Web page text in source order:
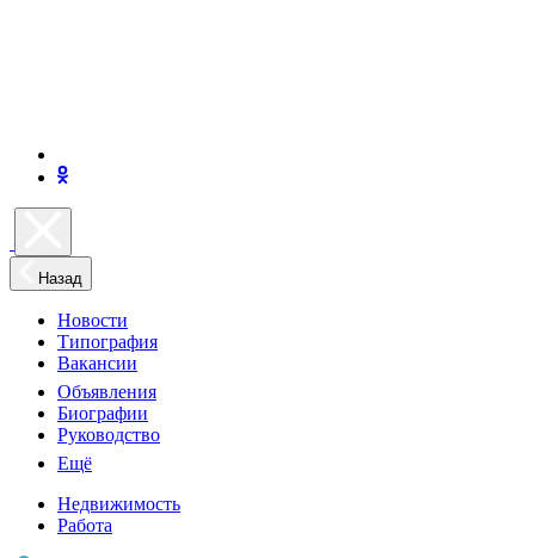
Назад
Новости
Типография
Вакансии
Объявления
Биографии
Руководство
Ещё
Недвижимость
Работа